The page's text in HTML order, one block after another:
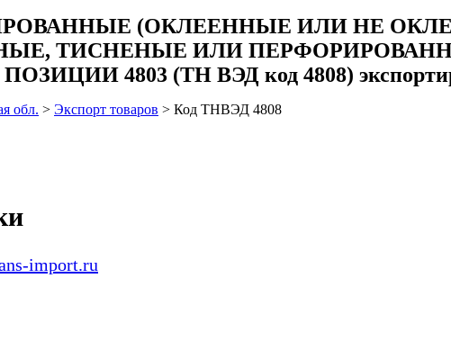
(ОКЛЕЕННЫЕ ИЛИ НЕ
ТИСНЕНЫЕ ИЛИ
4803 (ТН ВЭД код 4808)
обл. > Экспорт товаров > Код ТНВЭД 4808
import.ru